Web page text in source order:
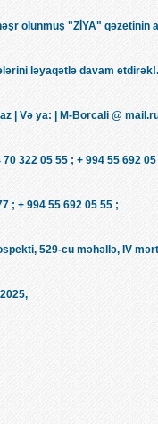
olunmuş "ZİYA" qəzetinin
ləyaqətlə davam
| Və ya: | M-Borcali @
322 05 55 ; + 994 55 692
; + 994 55 692 05 55 ;
529-cu məhəllə, IV